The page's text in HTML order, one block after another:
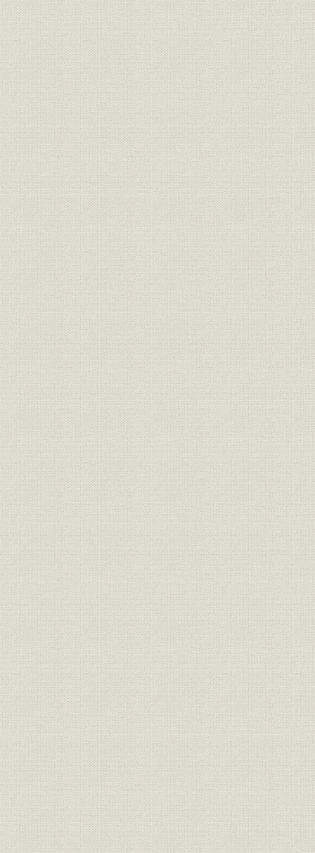
社章;商標 日米板硝子の社章と商標 大正9年
販売 大正11年8月現在の特約店 大正11年
価格 当社16オンスC級品価格
大正9年
(1922年
価格 板ガラスの市場価格
大正3年
(1923年)
生産 操業当初の生産実績
大正9年
(1922年)
財務・業績
住友の経営に移った当時の貸借
対照表
大正11年
関係会社;沿革 住友グループ主要16社発展略図
貞享元年
(1963年)
役員 住友関係当社役員
大正7年
(1962年)5
組織 大正11年10月制定の組織 大正11年
従業員 大正12年2月現在の作業員定員 大正12年
生産 住友経営以降の生産実績推移
大正11年
(1924年
売上 関東大震災前後の売上高
大正11年
年(1924年
経営 朝鮮における当社所有珪砂鉱区
大正12年
(1929年
関税 板ガラス新旧関税比較 大正15年
生産;国際比較 大正15年の各国板ガラス生産量 大正15年
生産;技術
米国・ベルギーにおける製法別
生産量比較
大正15年
(1928年)
商標 昭和5年制定の新商標 昭和5年
生産;技術
ローズデール式製板法、ミシシ
ッピ製板法
生産 ソーダ灰生産量
昭和12年
(1945年)
生産;統制経済 産業部門別ソーダ灰割当比率
昭和16年
(1945年)